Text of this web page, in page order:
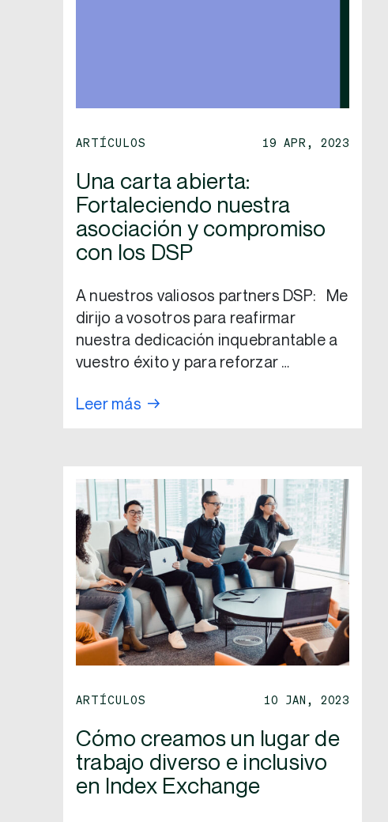
ARTÍCULOS 19 APR, 2023
Una carta abierta:
Fortaleciendo nuestra
asociación y compromiso
con los DSP
A nuestros valiosos partners DSP: Me
dirijo a vosotros para reafirmar
nuestra dedicación inquebrantable a
vuestro éxito y para reforzar …
Leer más
ARTÍCULOS 10 JAN, 2023
Cómo creamos un lugar de
trabajo diverso e inclusivo
en Index Exchange